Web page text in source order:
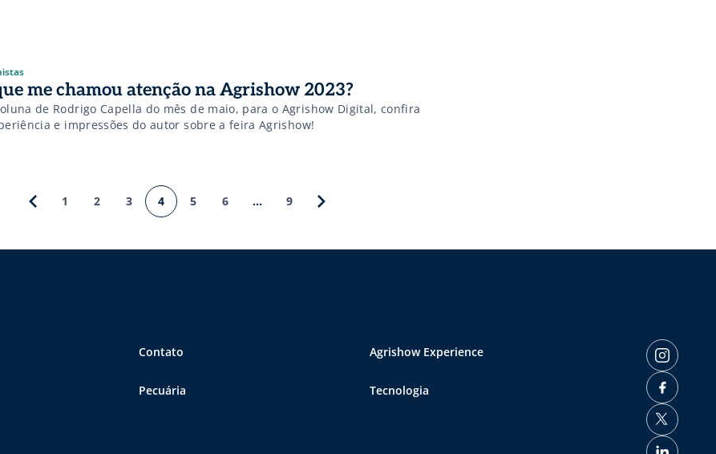
me chamou atenção na Agrishow 2023?
de Rodrigo Capella do mês de maio, para o Agrishow Digital, confira
e impressões do autor sobre a feira Agrishow!
1 2 3 4 5 6 … 9
Contato Agrishow Experience
Pecuária Tecnologia